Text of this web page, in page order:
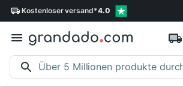
Kostenloserversand*4.0